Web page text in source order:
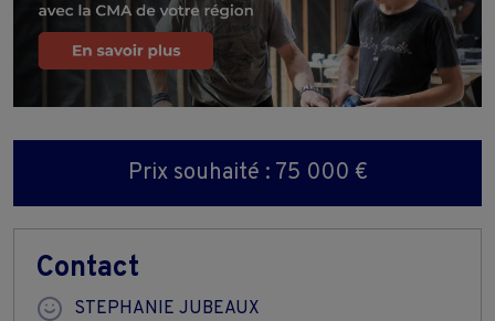
Prix souhaité : 75 000 €
Contact
STEPHANIE JUBEAUX